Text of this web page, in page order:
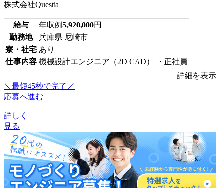
株式会社Questia
給与 年収例5,920,000円
勤務地
兵庫県 尼崎市
寮・社宅 あり
仕事内容 機械設計エンジニア（2D CAD） ・正社員
詳細を表示
＼最短45秒で完了／
応募へ進む
詳しく
見る